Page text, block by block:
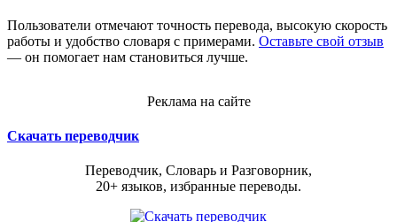
Пользователи отмечают точность перевода, высокую скорость
работы и удобство словаря с примерами. Оставьте свой отзыв
— он помогает нам становиться лучше.
Реклама на сайте
Скачать переводчик
Переводчик, Словарь и Разговорник,
20+ языков, избранные переводы.